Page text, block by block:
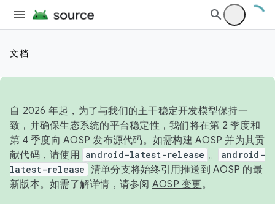
文档
自 2026 年起，为了与我们的主干稳定开发模型保持一
致，并确保生态系统的平台稳定性，我们将在第 2 季度和
第 4 季度向 AOSP 发布源代码。如需构建 AOSP 并为其贡
献代码，请使用 android-latest-release 。
android-
latest-release 清单分支将始终引用推送到 AOSP 的最
新版本。如需了解详情，请参阅 AOSP 变更。